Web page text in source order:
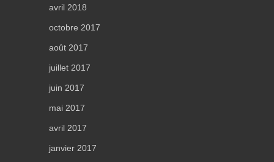
avril 2018
octobre 2017
août 2017
juillet 2017
juin 2017
mai 2017
avril 2017
janvier 2017